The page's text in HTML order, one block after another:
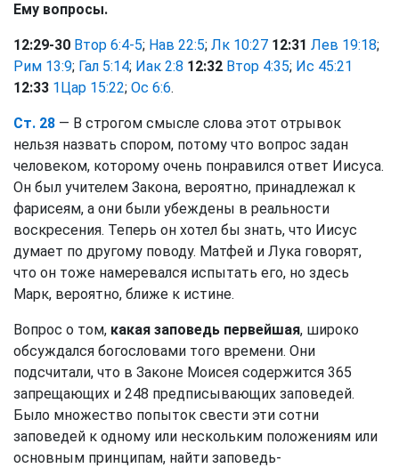
Ему вопросы.
12:29-30 Втор 6:4-5; Нав 22:5; Лк 10:27 12:31 Лев 19:18;
Рим 13:9; Гал 5:14; Иак 2:8 12:32 Втор 4:35; Ис 45:21
12:33 1Цар 15:22; Ос 6:6.
Ст. 28 — В строгом смысле слова этот отрывок
нельзя назвать спором, потому что вопрос задан
человеком, которому очень понравился ответ Иисуса.
Он был учителем Закона, вероятно, принадлежал к
фарисеям, а они были убеждены в реальности
воскресения. Теперь он хотел бы знать, что Иисус
думает по другому поводу. Матфей и Лука говорят,
что он тоже намеревался испытать его, но здесь
Марк, вероятно, ближе к истине.
Вопрос о том, какая заповедь первейшая, широко
обсуждался богословами того времени. Они
подсчитали, что в Законе Моисея содержится 365
запрещающих и 248 предписывающих заповедей.
Было множество попыток свести эти сотни
заповедей к одному или нескольким положениям или
основным принципам, найти заповедь-